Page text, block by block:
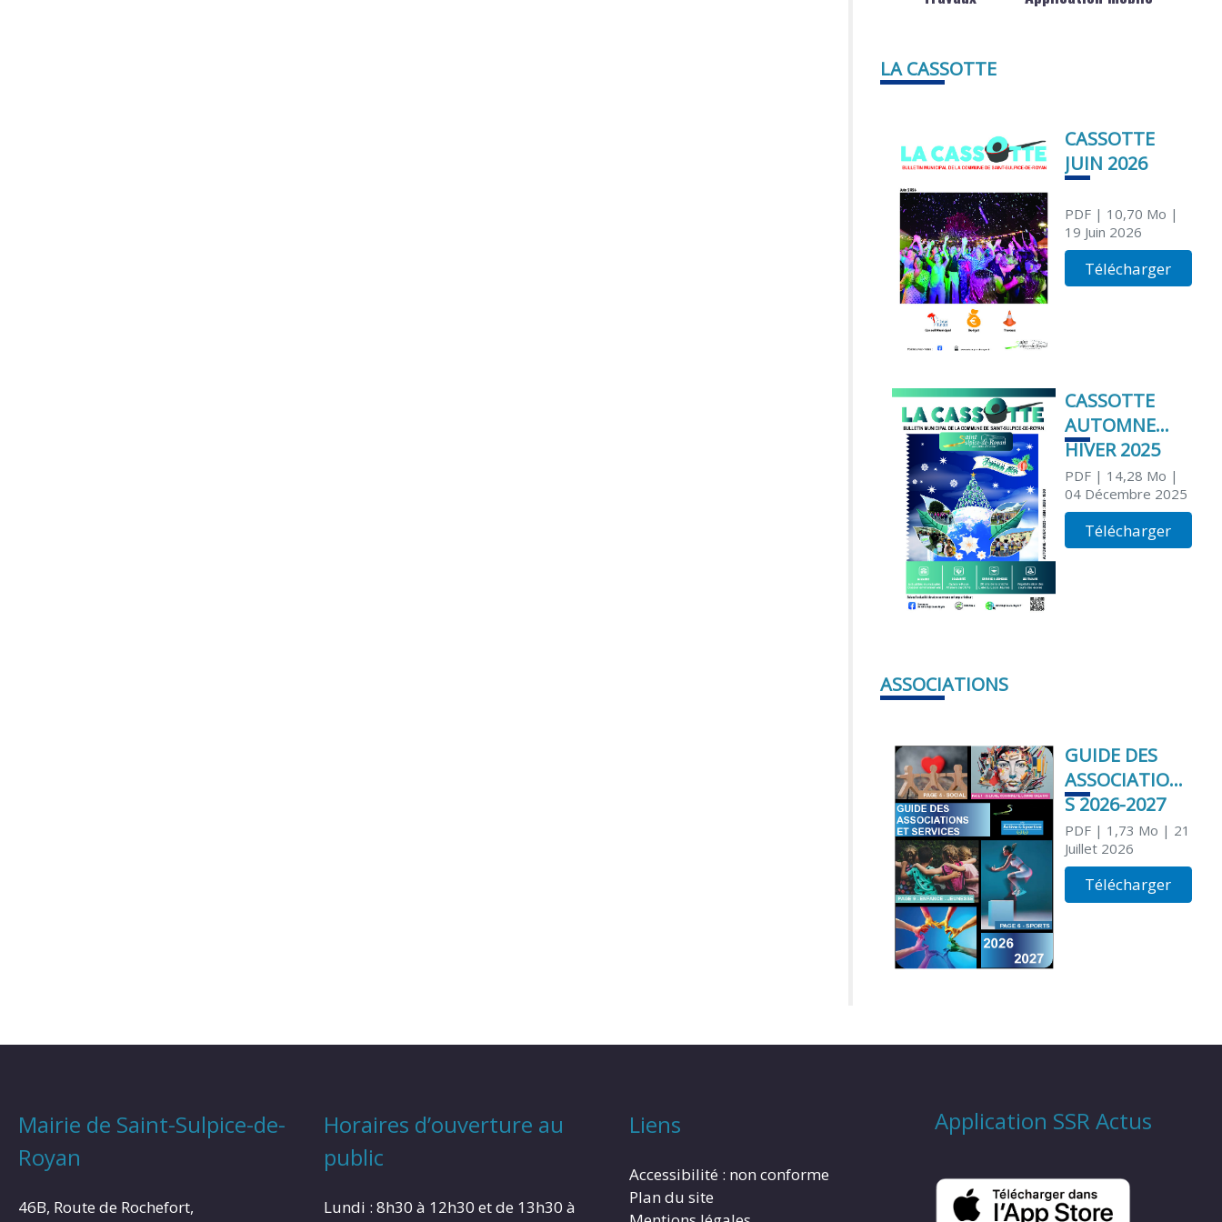
LA CASSOTTE
CASSOTTE
JUIN 2026
PDF| 10,70 Mo |
19 Juin 2026
Télécharger
CASSOTTE
AUTOMNE
HIVER 2025
PDF| 14,28 Mo |
04 Décembre 2025
Télécharger
ASSOCIATIONS
GUIDE DES
ASSOCIATION
S 2026-2027
PDF| 1,73 Mo | 21
Juillet 2026
Télécharger
Mairie de Saint-Sulpice-de-
Royan
46B, Route de Rochefort,
Horaires d’ouverture au
public
Lundi : 8h30 à 12h30 et de 13h30 à
Liens
Accessibilité : non conforme
Plan du site
Application SSR Actus